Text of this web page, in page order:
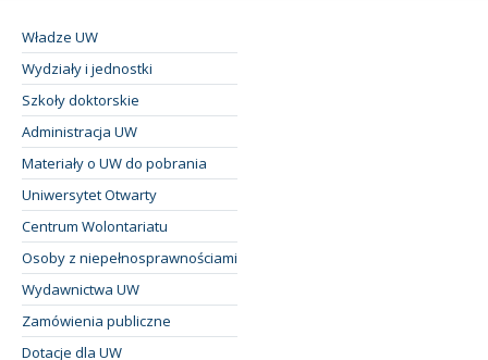
Władze UW
Wydziały i jednostki
Szkoły doktorskie
Administracja UW
Materiały o UW do pobrania
Uniwersytet Otwarty
Centrum Wolontariatu
Osoby z niepełnosprawnościami
Wydawnictwa UW
Zamówienia publiczne
Dotacje dla UW